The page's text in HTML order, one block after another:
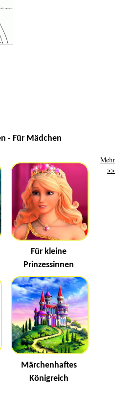
- Für Mädchen
Für kleine
Prinzessinnen
Märchenhaftes
Königreich
Mehr
>>